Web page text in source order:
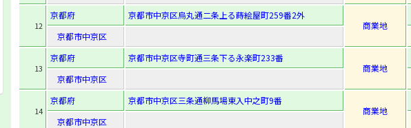
12
京都府
京都市中京区烏丸通二条上る蒔絵屋町259番2外
商業地
京都市中京区
13
京都府
京都市中京区寺町通三条下る永楽町233番
商業地
京都市中京区
14
京都府
京都市中京区三条通柳馬場東入中之町9番
商業地
京都市中京区